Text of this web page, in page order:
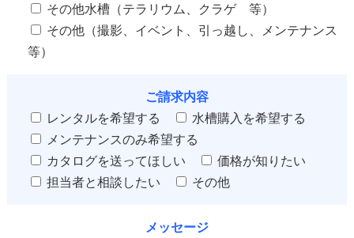
その他水槽（テラリウム、クラゲ 等）
その他（撮影、イベント、引っ越し、メンテナンス
等）
ご請求内容
レンタルを希望する
水槽購入を希望する
メンテナンスのみ希望する
カタログを送ってほしい
価格が知りたい
担当者と相談したい
その他
メッセージ